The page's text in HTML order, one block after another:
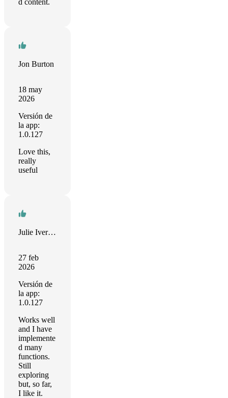
d content.
Jon Burton
18 may
2026
Versión de
la app:
1.0.127
Love this,
really
useful
Julie Iverson
27 feb
2026
Versión de
la app:
1.0.127
Works well
and I have
implemente
d many
functions.
Still
exploring
but, so far,
I like it.